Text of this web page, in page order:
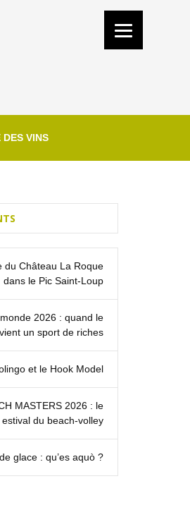
DES VINS
du Château La Roque
dans le Pic Saint‑Loup
2026 : quand le
un sport de riches
et le Hook Model
MASTERS 2026 : le
estival du beach-volley
glace : qu’es aquò ?